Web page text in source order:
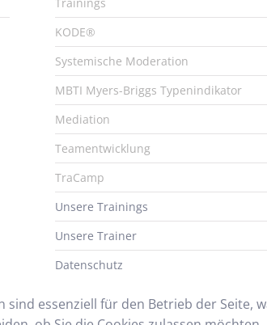
KODE®
Systemische Moderation
MBTI Myers-Briggs Typenindikator
Mediation
Teamentwicklung
TraCamp
Unsere Trainings
Unsere Trainer
Datenschutz
essenziell für den Betrieb der